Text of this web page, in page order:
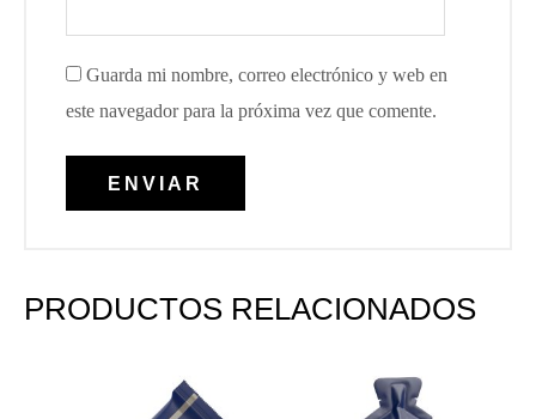
Guarda mi nombre, correo electrónico y web en
este navegador para la próxima vez que comente.
PRODUCTOS RELACIONADOS